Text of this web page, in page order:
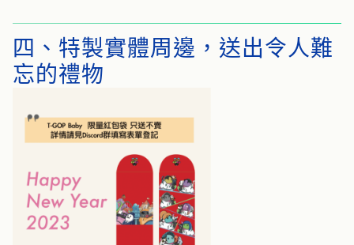
四、特製實體周邊，送出令人難
忘的禮物